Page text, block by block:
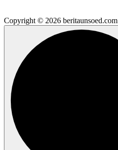
Copyright © 2026 beritaunsoed.com